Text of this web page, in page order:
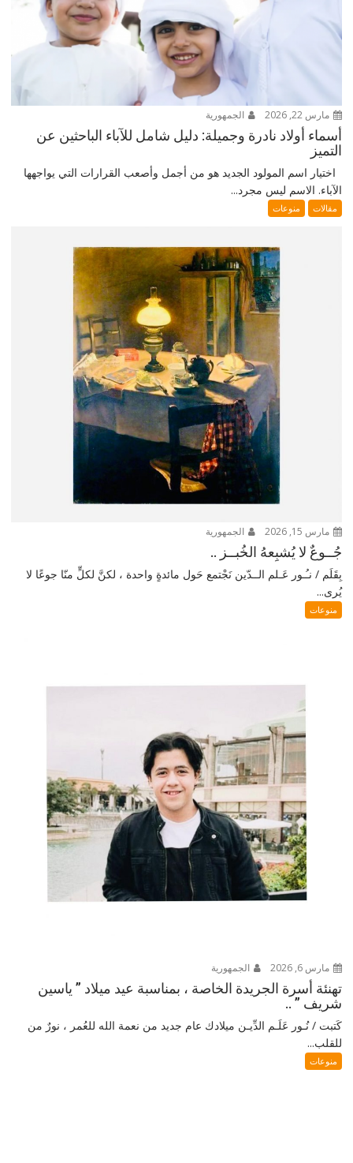
مارس 22, 2026 الجمهورية
أسماء أولاد نادرة وجميلة: دليل شامل للآباء الباحثين عن
التميز
اختيار اسم المولود الجديد هو من أجمل وأصعب القرارات التي يواجهها
الآباء. الاسم ليس مجرد...
مقالات منوعات
مارس 15, 2026 الجمهورية
جُــوعٌ لا يُشبِعهُ الخُبــز ..
بِقَلَم / نـُـور عَـلم الــدّين نَجْتمع حَول مائدةٍ واحدة ، لكنَّ لكلٍّ منّا جوعًا لا
يُرى...
منوعات
مارس 6, 2026 الجمهورية
تهنئة أسرة الجريدة الخاصة ، بمناسبة عيد ميلاد ” ياسين
شريف ” ..
كَتبت / نُـور عَلَـم الدِّيـن ميلادك عام جديد من نعمة الله للعُمر ، نورٌ من
للقلب...
منوعات